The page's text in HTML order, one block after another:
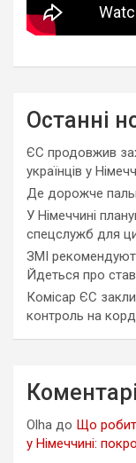
Останні
ЄС продовжив
українців у
Де дорожче
У Німеччині
спецслужб для
ЗМІ
Йдеться про
Комісар ЄС
контроль на
Коментарі
Olha до Що
у Німеччині: